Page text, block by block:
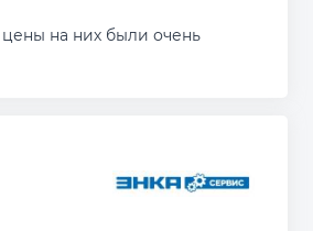
цены на них были очень